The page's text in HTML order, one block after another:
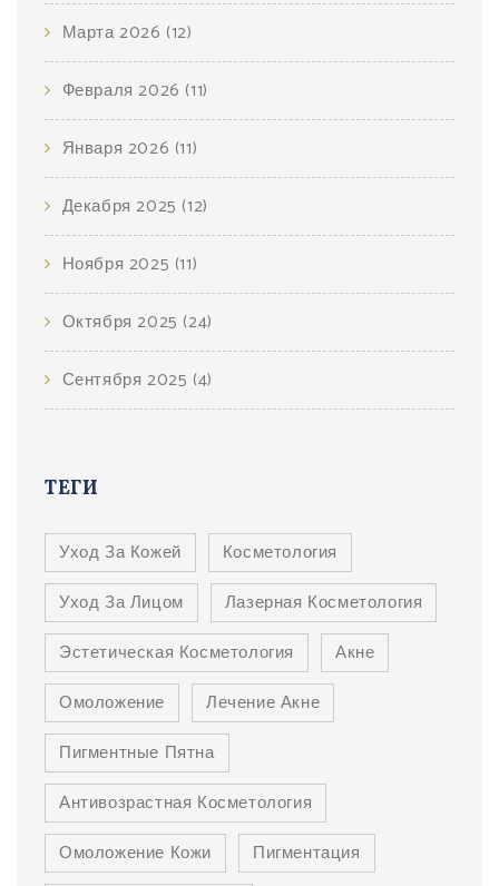
Марта 2026 (12)
Февраля 2026 (11)
Января 2026 (11)
Декабря 2025 (12)
Ноября 2025 (11)
Октября 2025 (24)
Сентября 2025 (4)
ТЕГИ
Уход За Кожей
Косметология
Уход За Лицом
Лазерная Косметология
Эстетическая Косметология
Акне
Омоложение
Лечение Акне
Пигментные Пятна
Антивозрастная Косметология
Омоложение Кожи
Пигментация